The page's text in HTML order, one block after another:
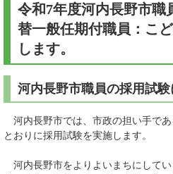
令和7年度河内長野市職
替一般任期付職員：こ
します。
河内長野市職員の採用試
河内長野市では、市政の担い手で
とおりに採用試験を実施します。
河内長野市をよりよいまちにして